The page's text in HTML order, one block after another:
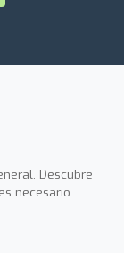
Descubre
necesario.